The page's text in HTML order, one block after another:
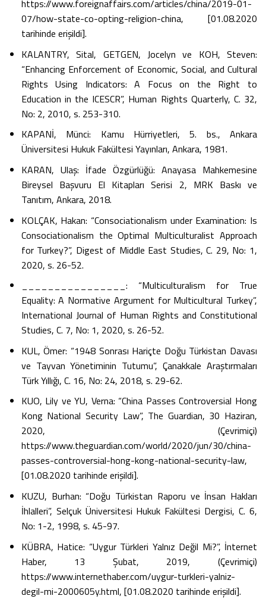
https://www.foreignaffairs.com/articles/china/2019-01-
07/how-state-co-opting-religion-china, [01.08.2020
tarihinde erişildi].
KALANTRY, Sital, GETGEN, Jocelyn ve KOH, Steven:
“Enhancing Enforcement of Economic, Social, and Cultural
Rights Using Indicators: A Focus on the Right to
Education in the ICESCR”, Human Rights Quarterly, C. 32,
No: 2, 2010, s. 253-310.
KAPANİ, Münci: Kamu Hürriyetleri, 5. bs., Ankara
Üniversitesi Hukuk Fakültesi Yayınları, Ankara, 1981.
KARAN, Ulaş: İfade Özgürlüğü: Anayasa Mahkemesine
Bireysel Başvuru El Kitapları Serisi 2, MRK Baskı ve
Tanıtım, Ankara, 2018.
KOLÇAK, Hakan: “Consociationalism under Examination: Is
Consociationalism the Optimal Multiculturalist Approach
for Turkey?”, Digest of Middle East Studies, C. 29, No: 1,
2020, s. 26-52.
________________: “Multiculturalism for True
Equality: A Normative Argument for Multicultural Turkey”,
International Journal of Human Rights and Constitutional
Studies, C. 7, No: 1, 2020, s. 26-52.
KUL, Ömer: “1948 Sonrası Hariçte Doğu Türkistan Davası
ve Tayvan Yönetiminin Tutumu”, Çanakkale Araştırmaları
Türk Yıllığı, C. 16, No: 24, 2018, s. 29-62.
KUO, Lily ve YU, Verna: “China Passes Controversial Hong
Kong National Security Law”, The Guardian, 30 Haziran,
2020, (Çevrimiçi)
https://www.theguardian.com/world/2020/jun/30/china-
passes-controversial-hong-kong-national-security-law,
[01.08.2020 tarihinde erişildi].
KUZU, Burhan: “Doğu Türkistan Raporu ve İnsan Hakları
İhlalleri”, Selçuk Üniversitesi Hukuk Fakültesi Dergisi, C. 6,
No: 1-2, 1998, s. 45-97.
KÜBRA, Hatice: “Uygur Türkleri Yalnız Değil Mi?”, İnternet
Haber, 13 Şubat, 2019, (Çevrimiçi)
https://www.internethaber.com/uygur-turkleri-yalniz-
degil-mi-2000605y.html, [01.08.2020 tarihinde erişildi].